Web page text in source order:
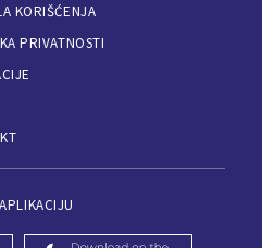
KORIŠĆENJA
PRIVATNOSTI